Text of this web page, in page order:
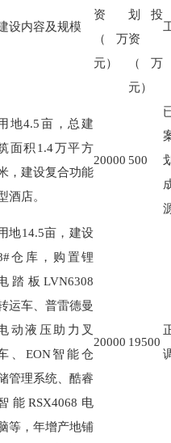
设内容及规模
资
（万
元）
划投
资
（万
元）
地4.5亩，总建
面积 1.4万平方
，建设复合功能
酒店。
20000 500
地14.5亩，建设
仓库，购置锂
踏板 LVN6308
运车、普雷德曼
动液压助力叉
、 EON智能仓
管理系统、酷睿
能RSX4068 电
等，年增产地铺
20000 19500